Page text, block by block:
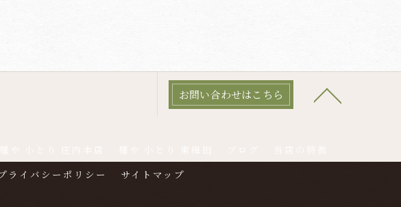
お問い合わせはこちら
ライバシーポリシー サイトマップ